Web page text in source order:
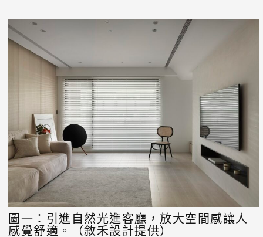
圖一：引進自然光進客廳，放大空間感讓人
感覺舒適。（敘禾設計提供）